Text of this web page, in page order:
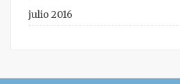
julio 2016